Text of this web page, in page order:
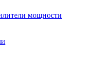
мощности